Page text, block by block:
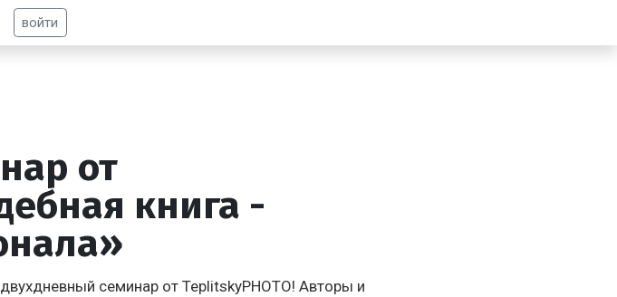
войти
от
книга -
семинар от TeplitskyPHOTO! Авторы и